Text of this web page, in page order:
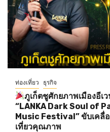
ท่องเที่ยว ธุรกิจ
ภูเก็ตชูศักยภาพเมืองอีเ
“LANKA Dark Soul of
Music Festival” ขับเคลื่
เที่ยวคุณภาพ